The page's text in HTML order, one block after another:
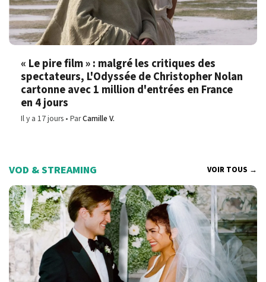
« Le pire film » : malgré les critiques des
spectateurs, L'Odyssée de Christopher Nolan
cartonne avec 1 million d'entrées en France
en 4 jours
Il y a 17 jours ParCamille V.
VOD & STREAMING VOIR TOUS →